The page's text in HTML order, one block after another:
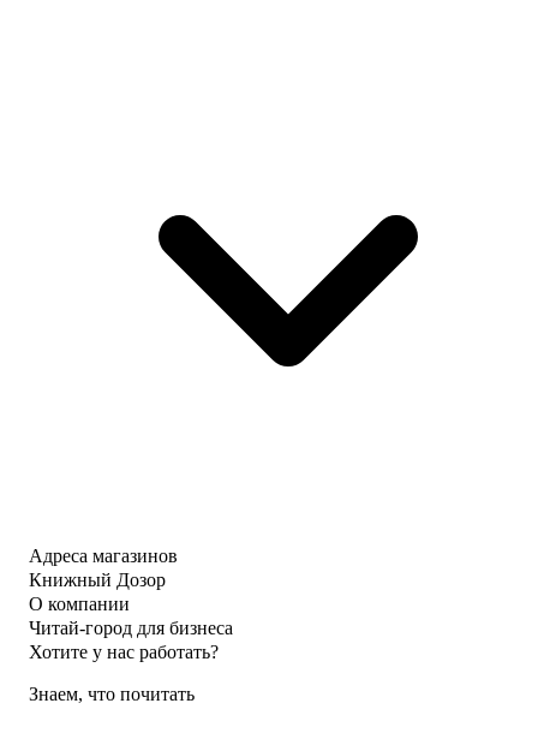
Адреса магазинов
Книжный Дозор
О компании
Читай-город для бизнеса
Хотите у нас работать?
Знаем, что почитать